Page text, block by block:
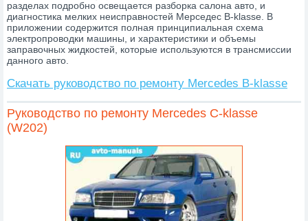
разделах подробно освещается разборка салона авто, и
диагностика мелких неисправностей Мерседес B-klasse. В
приложении содержится полная принципиальная схема
электропроводки машины, и характеристики и объемы
заправочных жидкостей, которые используются в трансмиссии
данного авто.
Скачать руководство по ремонту Mercedes B-klasse
Руководство по ремонту Mercedes C-klasse
(W202)